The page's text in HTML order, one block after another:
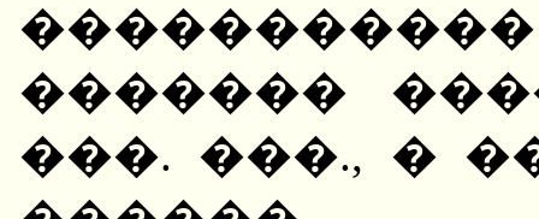
�������
���. ���., �